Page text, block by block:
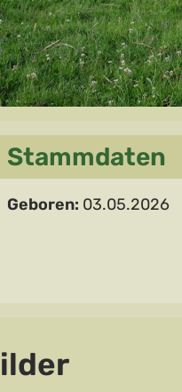
Stammdaten
Geboren: 03.05.2026